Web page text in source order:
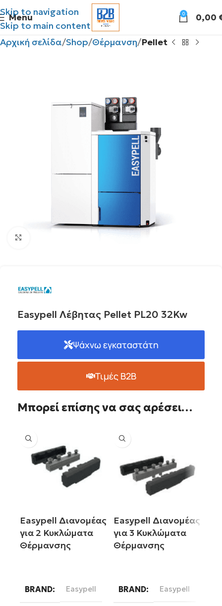
Skip to navigation
Skip to main content
Menu 0 0,00
Αρχική σελίδα Shop Θέρμανση Pellet
Easypell Λέβητας Pellet PL20 32Kw
Ψάχνω εγκαταστάτη
Τιμές B2B
Μπορεί επίσης να σας αρέσει…
Easypell Διανομέας
για 2 Κυκλώματα
Θέρμανσης
BRAND Easypell
Easypell Διανομέας
για 3 Κυκλώματα
Θέρμανσης
BRAND Easypell